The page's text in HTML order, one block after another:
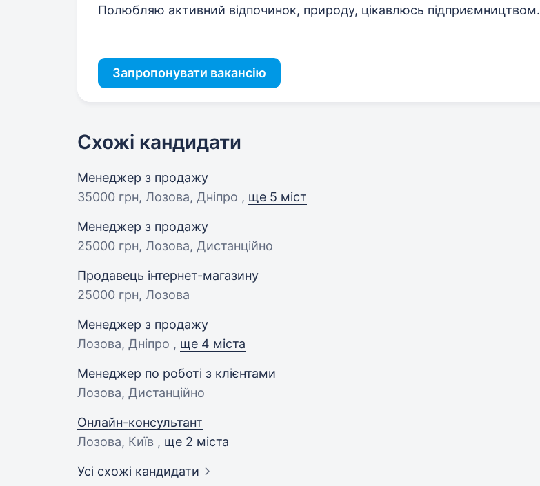
Полюбляю активний відпочинок, природу, цікавлюсь підприємництвом.
Запропонувати вакансію
Схожі кандидати
Менеджер з продажу
35000 грн, Лозова, Дніпро , ще 5 міст
Менеджер з продажу
25000 грн, Лозова, Дистанційно
Продавець інтернет-магазину
25000 грн, Лозова
Менеджер з продажу
Лозова, Дніпро , ще 4 міста
Менеджер по роботі з клієнтами
Лозова, Дистанційно
Онлайн-консультант
Лозова, Київ , ще 2 міста
Усі схожі кандидати